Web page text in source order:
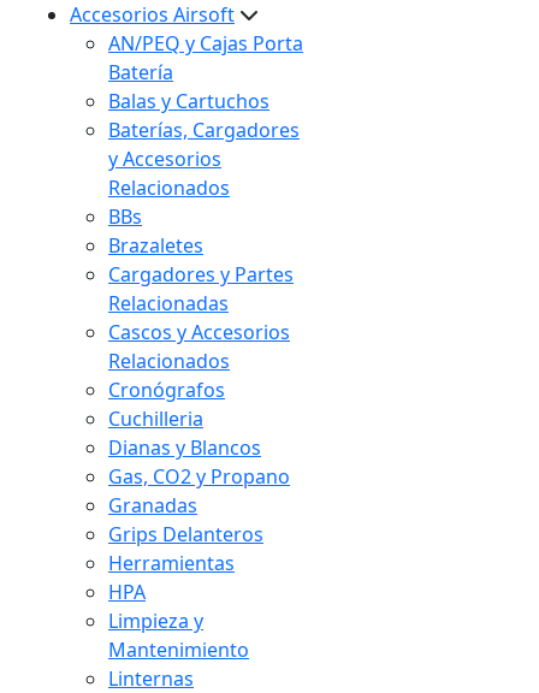
Accesorios Airsoft
AN/PEQ y Cajas Porta
Batería
Balas y Cartuchos
Baterías, Cargadores
y Accesorios
Relacionados
BBs
Brazaletes
Cargadores y Partes
Relacionadas
Cascos y Accesorios
Relacionados
Cronógrafos
Cuchilleria
Dianas y Blancos
Gas, CO2 y Propano
Granadas
Grips Delanteros
Herramientas
HPA
Limpieza y
Mantenimiento
Linternas